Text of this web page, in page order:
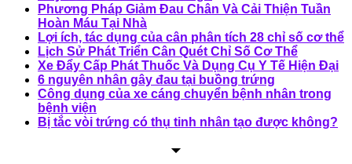
Phương Pháp Giảm Đau Chân Và Cải Thiện Tuần
Hoàn Máu Tại Nhà
Lợi ích, tác dụng của cân phân tích 28 chỉ số cơ thể
Lịch Sử Phát Triển Cân Quét Chỉ Số Cơ Thể
Xe Đẩy Cấp Phát Thuốc Và Dụng Cụ Y Tế Hiện Đại
6 nguyên nhân gây đau tại buồng trứng
Công dụng của xe cáng chuyển bệnh nhân trong
bệnh viện
Bị tắc vòi trứng có thụ tinh nhân tạo được không?